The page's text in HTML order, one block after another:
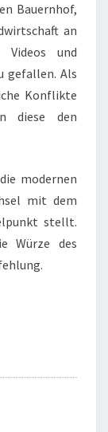
Bauernhof,
an
und
gefallen. Als
Konflikte
diese den
modernen
mit dem
stellt.
Würze des